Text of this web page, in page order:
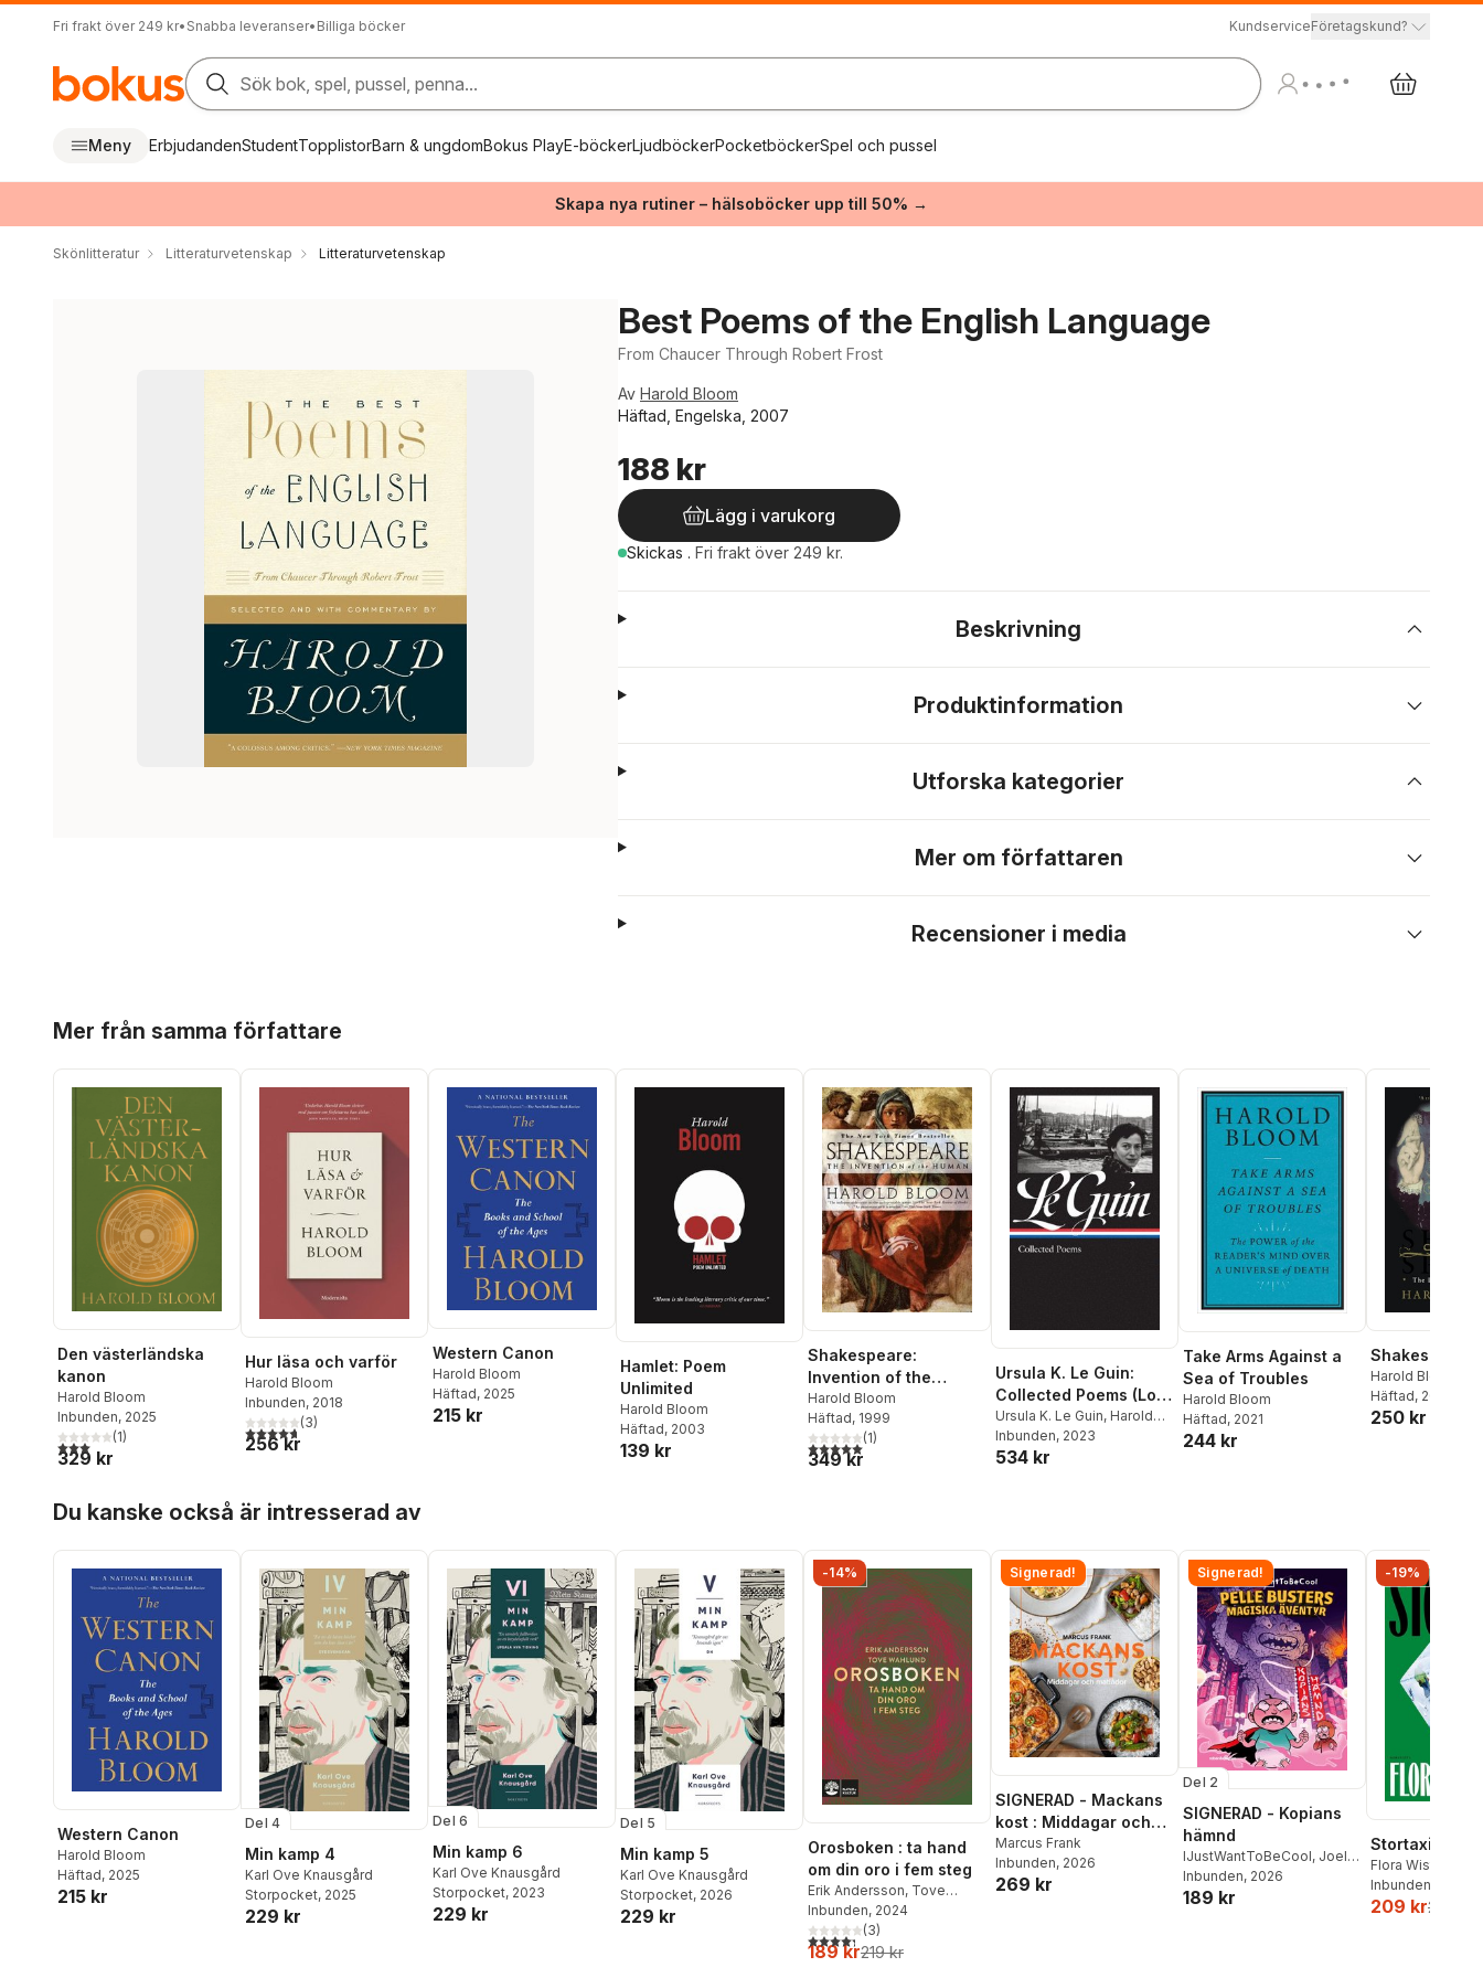
Fri frakt över 249 kr• Snabba leveranser• Billiga böcker KundserviceFöretagskund?
Sök bok, spel, pussel, penna...
Meny ErbjudandenStudentTopplistorBarn & ungdomBokus PlayE-böckerLjudböckerPocketböckerSpel och pussel
Skapa nya rutiner – hälsoböcker upp till 50% →
Skönlitteratur Litteraturvetenskap Litteraturvetenskap
Best Poems of the English Language
From Chaucer Through Robert Frost
Av Harold Bloom
Häftad, Engelska, 2007
188 kr
Lägg i varukorg
Skickas . Fri frakt över 249 kr.
Beskrivning
Produktinformation
Utforska kategorier
Mer om författaren
Recensioner i media
Mer från samma författare
Den västerländska
kanon
Harold Bloom
Inbunden, 2025
3,0utav 5 stjärnor. Totalt antal röster:
(1)
329 kr
Hur läsa och varför
Harold Bloom
Inbunden, 2018
4,7utav 5 stjärnor. Totalt antal röster:
(3)
256 kr
Western Canon
Harold Bloom
Häftad, 2025
215 kr
Hamlet: Poem
Unlimited
Harold Bloom
Häftad, 2003
139 kr
Shakespeare:
Invention of the
Human: The Invention
of the Human
Harold Bloom
Häftad, 1999
5,0utav 5 stjärnor. Totalt antal röster:
(1)
349 kr
Ursula K. Le Guin:
Collected Poems (Loa
#368)
Ursula K. Le Guin, Harold
Bloom
Inbunden, 2023
534 kr
Take Arms Against a
Sea of Troubles
Harold Bloom
Häftad, 2021
244 kr
Shakespeare
Harold Bloom
Häftad, 2008
250 kr
Du kanske också är intresserad av
Western Canon
Harold Bloom
Häftad, 2025
215 kr
Del 4
Min kamp 4
Karl Ove Knausgård
Storpocket, 2025
229 kr
Del 6
Min kamp 6
Karl Ove Knausgård
Storpocket, 2023
229 kr
Del 5
Min kamp 5
Karl Ove Knausgård
Storpocket, 2026
229 kr
-14%
Orosboken : ta hand
om din oro i fem steg
Erik Andersson, Tove
Wahlund
Inbunden, 2024
4,3utav 5 stjärnor. Totalt antal röster:
(3)
189 kr219 kr
Signerad!
SIGNERAD - Mackans
kost : Middagar och
matlådor
Marcus Frank
Inbunden, 2026
269 kr
Signerad!
Del 2
SIGNERAD - Kopians
hämnd
IJustWantToBeCool, Joel
Adolphson,Emil Ejdemo
Beer ,Victor Beer
Inbunden, 2026
189 kr
-19%
Stortaxi
Flora Wiström
Inbunden
209 kr259 kr